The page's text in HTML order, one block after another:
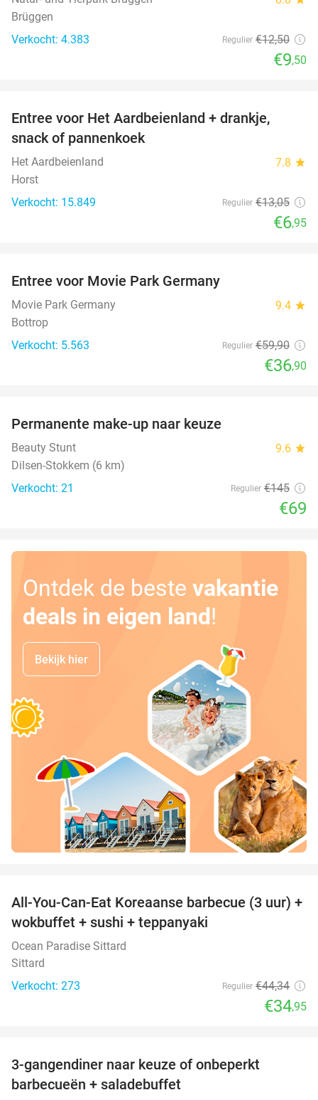
Brüggen
Verkocht: 4.383
Regulier €12,50
€9,50
Entree voor Het Aardbeienland + drankje,
snack of pannenkoek
Het Aardbeienland 7.8 star
Horst
Verkocht: 15.849
Regulier €13,05
€6,95
Entree voor Movie Park Germany
Movie Park Germany 9.4 star
Bottrop
Verkocht: 5.563
Regulier €59,90
€36,90
Permanente make-up naar keuze
Beauty Stunt 9.6 star
Dilsen-Stokkem (6 km)
Verkocht: 21
Regulier €145
€69
Ontdek de beste vakantie
deals in eigen land!
Bekijk hier
21%
All-You-Can-Eat Koreaanse barbecue (3 uur) +
wokbuffet + sushi + teppanyaki
Ocean Paradise Sittard
Sittard
Verkocht: 273
Regulier €44,34
€34,95
3-gangendiner naar keuze of onbeperkt
barbecueën + saladebuffet